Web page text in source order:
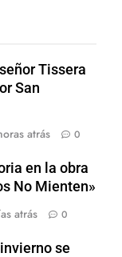
Tissera
San
atrás 0
en la obra
No Mienten»
atrás 0
se